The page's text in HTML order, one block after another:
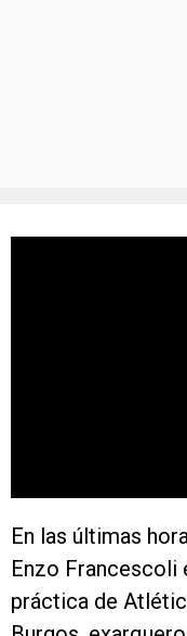
En las últimas
Enzo Francescoli
práctica de